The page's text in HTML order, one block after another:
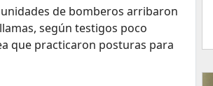
de bomberos arribaron
según testigos poco
que practicaron posturas para